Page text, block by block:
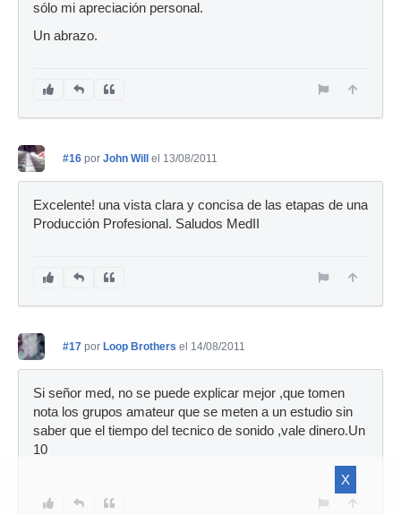
sólo mi apreciación personal.
Un abrazo.
#16 por John Will el 13/08/2011
Excelente! una vista clara y concisa de las etapas de una
Producción Profesional. Saludos MedII
#17 por Loop Brothers el 14/08/2011
Si señor med, no se puede explicar mejor ,que tomen
nota los grupos amateur que se meten a un estudio sin
saber que el tiempo del tecnico de sonido ,vale dinero.Un
10
X